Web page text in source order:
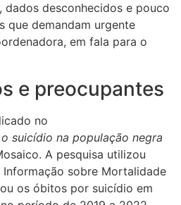
dados desconhecidos e pouco
que demandam urgente
em fala para o
e preocupantes
no
suicídio na população negra
A pesquisa utilizou
sobre Mortalidade
os óbitos por suicídio em